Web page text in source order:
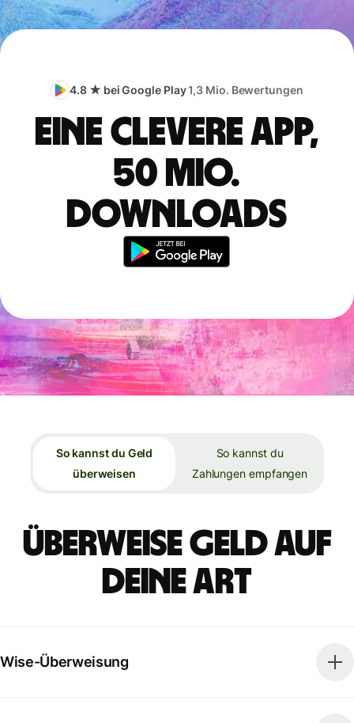
4.8 ★ bei Google Play1,3 Mio. Bewertungen
Eine clevere App,
50 Mio.
Downloads
So kannst du Geld
überweisen
So kannst du
Zahlungen empfangen
Überweise Geld auf
deine Art
Wise-Überweisung